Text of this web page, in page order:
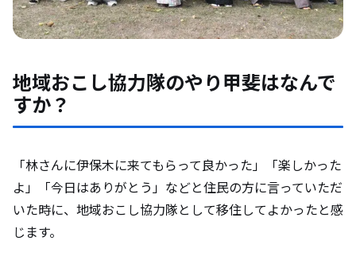
地域おこし協力隊のやり甲斐はなんで
すか？
「林さんに伊保木に来てもらって良かった」「楽しかった
よ」「今日はありがとう」などと住民の方に言っていただ
いた時に、地域おこし協力隊として移住してよかったと感
じます。